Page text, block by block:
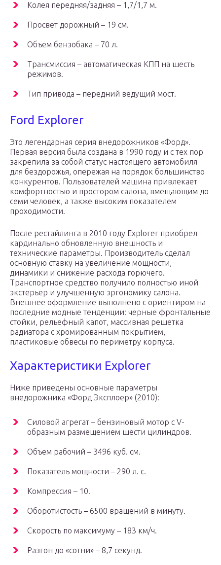
Колея передняя/задняя – 1,7/1,7 м.
Просвет дорожный – 19 см.
Объем бензобака – 70 л.
Трансмиссия – автоматическая КПП на шесть
режимов.
Тип привода – передний ведущий мост.
Ford Explorer
Это легендарная серия внедорожников «Форд».
Первая версия была создана в 1990 году и с тех пор
закрепила за собой статус настоящего автомобиля
для бездорожья, опережая на порядок большинство
конкурентов. Пользователей машина привлекает
комфортностью и простором салона, вмещающим до
семи человек, а также высоким показателем
проходимости.
После рестайлинга в 2010 году Explorer приобрел
кардинально обновленную внешность и
технические параметры. Производитель сделал
основную ставку на увеличение мощности,
динамики и снижение расхода горючего.
Транспортное средство получило полностью иной
экстерьер и улучшенную эргономику салона.
Внешнее оформление выполнено с ориентиром на
последние модные тенденции: черные фронтальные
стойки, рельефный капот, массивная решетка
радиатора с хромированным покрытием,
пластиковые обвесы по периметру корпуса.
Характеристики Explorer
Ниже приведены основные параметры
внедорожника «Форд Эксплоер» (2010):
Силовой агрегат – бензиновый мотор с V-
образным размещением шести цилиндров.
Объем рабочий – 3496 куб. см.
Показатель мощности – 290 л. с.
Компрессия – 10.
Оборотистость – 6500 вращений в минуту.
Скорость по максимуму – 183 км/ч.
Разгон до «сотни» – 8,7 секунд.